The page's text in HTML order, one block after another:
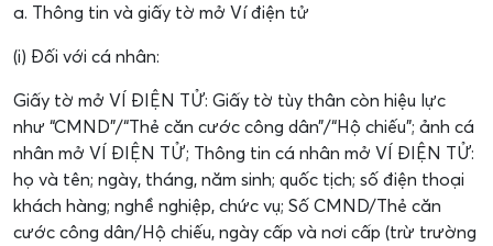
a. Thông tin và giấy tờ mở Ví điện tử
(i) Đối với cá nhân:
Giấy tờ mở VÍ ĐIỆN TỬ: Giấy tờ tùy thân còn hiệu lực
như “CMND”/“Thẻ căn cước công dân”/“Hộ chiếu”; ảnh cá
nhân mở VÍ ĐIỆN TỬ; Thông tin cá nhân mở VÍ ĐIỆN TỬ:
họ và tên; ngày, tháng, năm sinh; quốc tịch; số điện thoại
khách hàng; nghề nghiệp, chức vụ; Số CMND/Thẻ căn
cước công dân/Hộ chiếu, ngày cấp và nơi cấp (trừ trường